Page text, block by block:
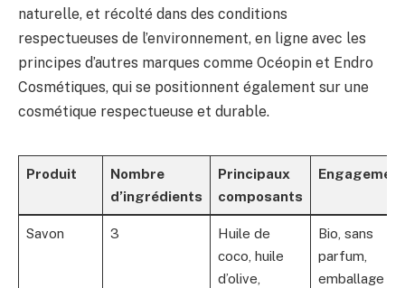
naturelle, et récolté dans des conditions
respectueuses de l’environnement, en ligne avec les
principes d’autres marques comme Océopin et Endro
Cosmétiques, qui se positionnent également sur une
cosmétique respectueuse et durable.
Produit
Nombre
d’ingrédients
Principaux
composants
Savon 3
Huile de
coco, huile
d’olive,
Bio, sans
parfum,
emballage